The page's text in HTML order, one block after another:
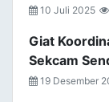
10 Juli 2025
Giat
Sekcam
19 Desember